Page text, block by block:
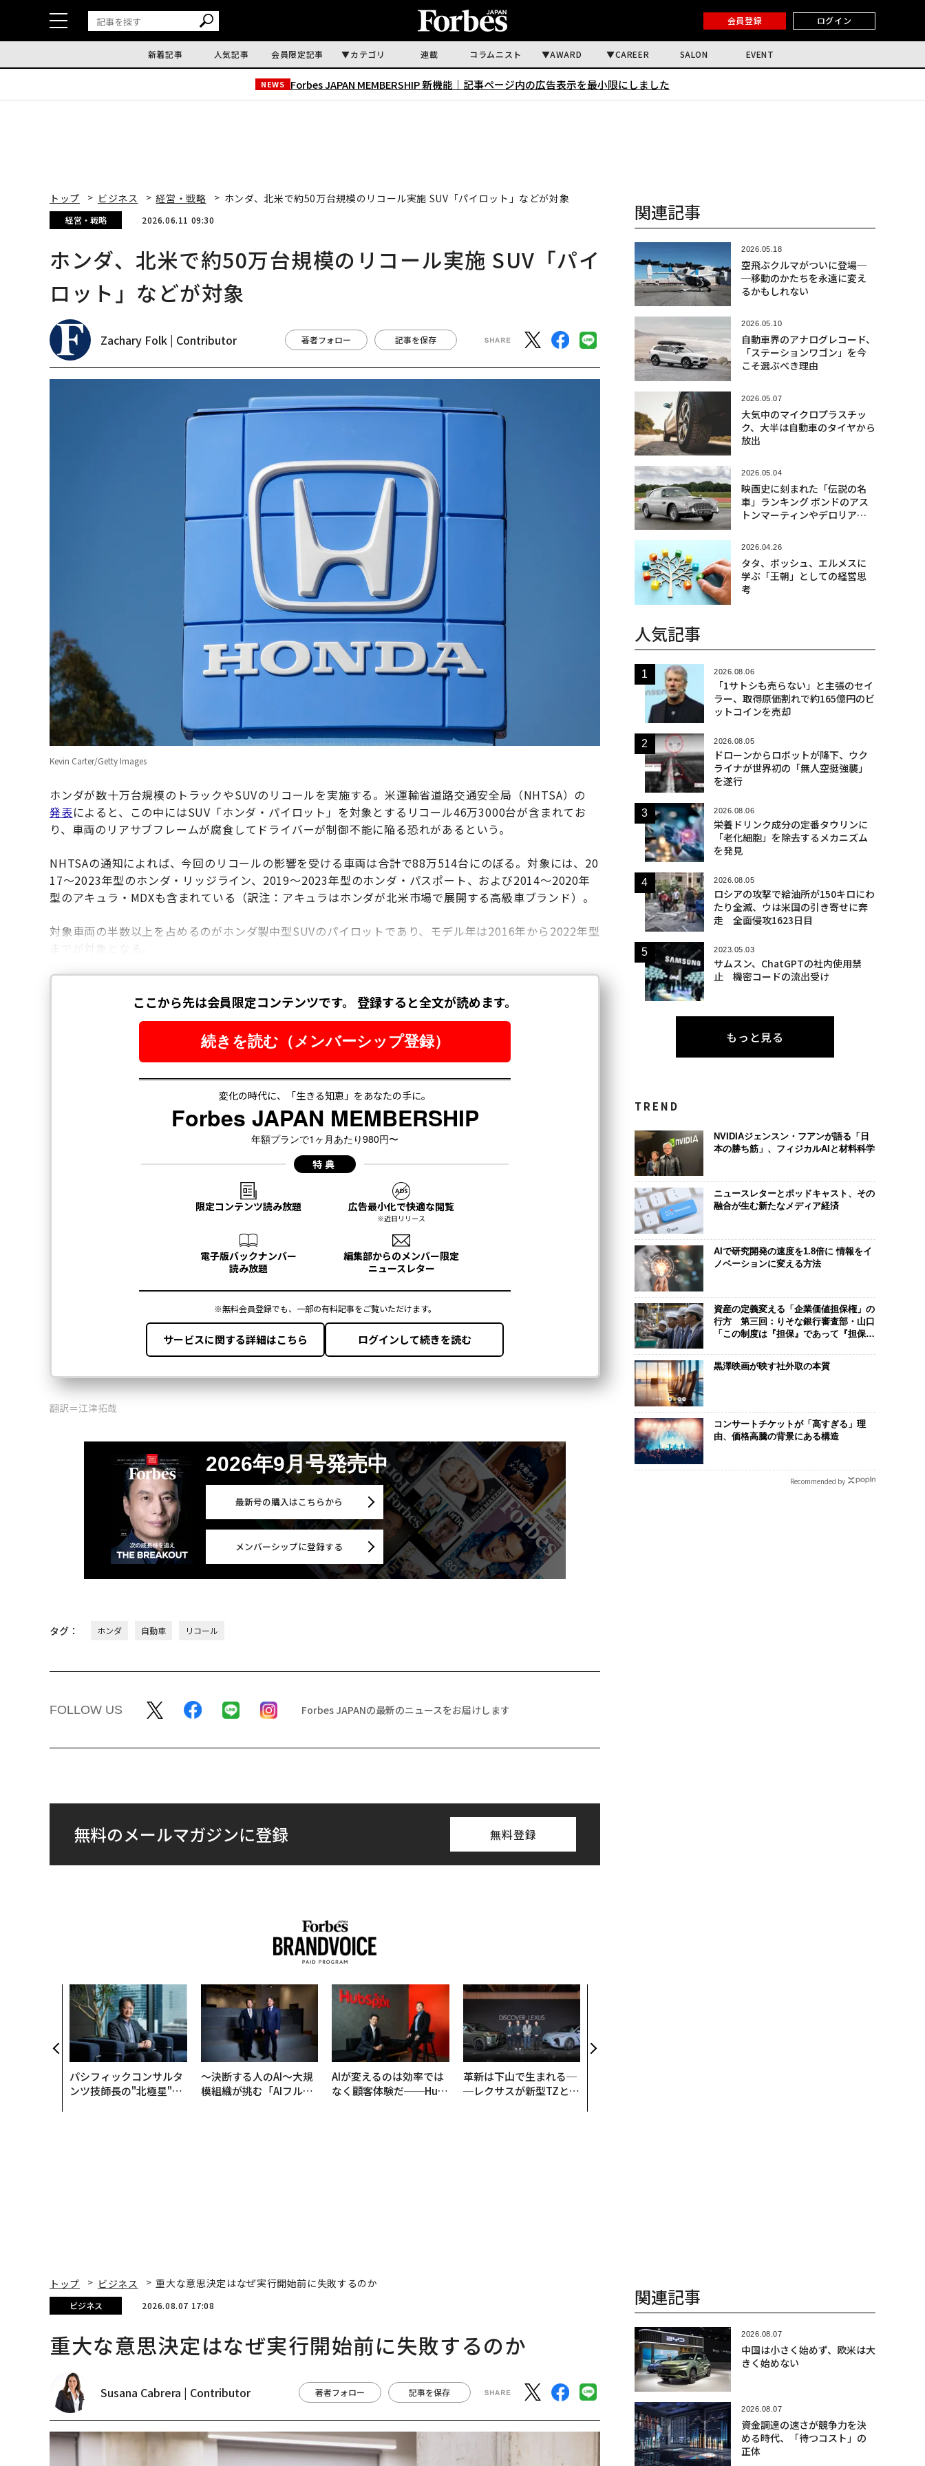
会員登録 ログイン
新着記事 人気記事 会員限定記事 カテゴリ 連載 コラムニスト AWARD CAREER SALON EVENT
NEWS Forbes JAPAN MEMBERSHIP 新機能｜ 記事ページ内の広告表示を最小限にしました
トップ ビジネス 経営・戦略 ホンダ、北米で約50万台規模のリコール実施 SUV「パイロット」などが対象
経営・戦略 2026.06.11 09:30
ホンダ、北米で約50万台規模のリコール実施 SUV「パイ
ロット」などが対象
Zachary Folk | Contributor 著者フォロー 記事を保存
Kevin Carter/Getty Images
ホンダが数十万台規模のトラックやSUVのリコールを実施する。米運輸省道路交通安全局（NHTSA）の
発表によると、この中にはSUV「ホンダ・パイロット」を対象とするリコール46万3000台が含まれてお
り、車両のリアサブフレームが腐食してドライバーが制御不能に陥る恐れがあるという。
NHTSAの通知によれば、今回のリコールの影響を受ける車両は合計で88万514台にのぼる。対象には、20
17〜2023年型のホンダ・リッジライン、2019〜2023年型のホンダ・パスポート、および2014〜2020年
型のアキュラ・MDXも含まれている（訳注：アキュラはホンダが北米市場で展開する高級車ブランド）。
対象車両の半数以上を占めるのがホンダ製中型SUVのパイロットであり、モデル年は2016年から2022年型
翻訳＝江津拓哉
2026年9月号発売中
最新号の購入はこちらから
メンバーシップに登録する
タグ： ホンダ 自動車 リコール
FOLLOW US Forbes JAPANの最新のニュースをお届けします
無料のメールマガジンに登録 無料登録
パシフィックコンサルタ
ンツ技師長の"北極星"。
〜決断する人のAI〜大規
模組織が挑む「AIフル実
AIが変えるのは効率では
なく顧客体験だ──Hub
革新は下山で生まれる─
─レクサスが新型TZとE
関連記事
2026.05.18
空飛ぶクルマがついに登場─
─移動のかたちを永遠に変え
るかもしれない
2026.05.10
自動車界のアナログレコード、
「ステーションワゴン」を今
こそ選ぶべき理由
2026.05.07
大気中のマイクロプラスチッ
ク、大半は自動車のタイヤから
放出
2026.05.04
映画史に刻まれた「伝説の名
車」ランキング ボンドのアス
トンマーティンやデロリアン
2026.04.26
タタ、ボッシュ、エルメスに
学ぶ「王朝」としての経営思
考
人気記事
2026.08.06
「1サトシも売らない」と主張のセイ
ラー、取得原価割れで約165億円のビ
ットコインを売却
2026.08.05
ドローンからロボットが降下、ウク
ライナが世界初の「無人空挺強襲」
を遂行
2026.08.06
栄養ドリンク成分の定番タウリンに
「老化細胞」を除去するメカニズム
を発見
2026.08.05
ロシアの攻撃で給油所が150キロにわ
たり全滅、ウは米国の引き寄せに奔
走 全面侵攻1623日目
2023.05.03
サムスン、ChatGPTの社内使用禁
止 機密コードの流出受け
もっと見る
TREND
NVIDIAジェンスン・フアンが語る「日
本の勝ち筋」、フィジカルAIと材料科学
ニュースレターとポッドキャスト、その
融合が生む新たなメディア経済
AIで研究開発の速度を1.8倍に 情報をイ
ノベーションに変える方法
資産の定義変える「企業価値担保権」の
行方 第三回：りそな銀行審査部・山口
「この制度は『担保』であって『担保』
黒澤映画が映す社外取の本質
コンサートチケットが「高すぎる」理
由、価格高騰の背景にある構造
Recommended by
トップ ビジネス 重大な意思決定はなぜ実行開始前に失敗するのか
ビジネス 2026.08.07 17:08
重大な意思決定はなぜ実行開始前に失敗するのか
Susana Cabrera | Contributor 著者フォロー 記事を保存
関連記事
2026.08.07
中国は小さく始めず、欧米は大
きく始めない
2026.08.07
資金調達の速さが競争力を決
める時代、「待つコスト」の
正体